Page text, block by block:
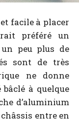
facile à placer
préféré un
un peu plus de
sont de très
ne donne
à quelque
d’aluminium
entre en